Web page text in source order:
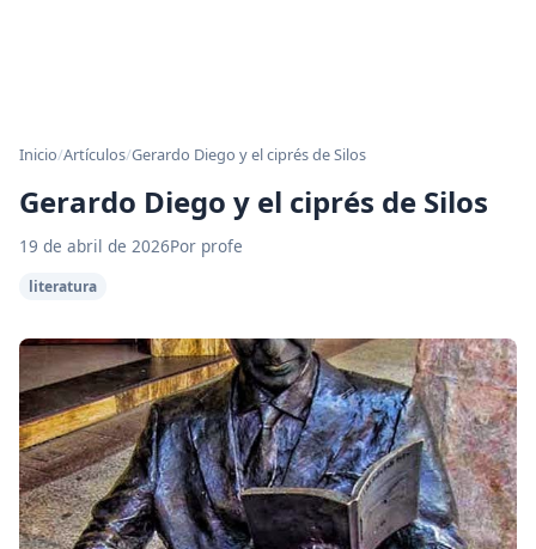
Inicio/Artículos/Gerardo Diego y el ciprés de Silos
Gerardo Diego y el ciprés de Silos
19 de abril de 2026Por profe
literatura